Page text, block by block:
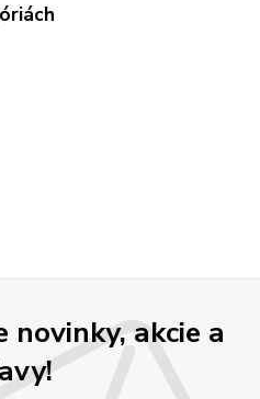
novinky, akcie a